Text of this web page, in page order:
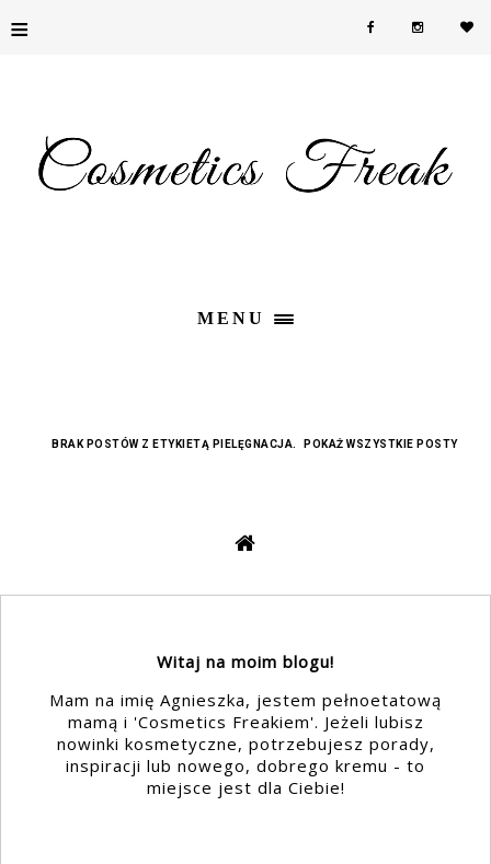
≡
MENU
BRAK POSTÓW Z ETYKIETĄ PIELĘGNACJA. POKAŻ WSZYSTKIE POSTY
Witaj na moim blogu!
Mam na imię Agnieszka, jestem pełnoetatową
mamą i 'Cosmetics Freakiem'. Jeżeli lubisz
nowinki kosmetyczne, potrzebujesz porady,
inspiracji lub nowego, dobrego kremu - to
miejsce jest dla Ciebie!